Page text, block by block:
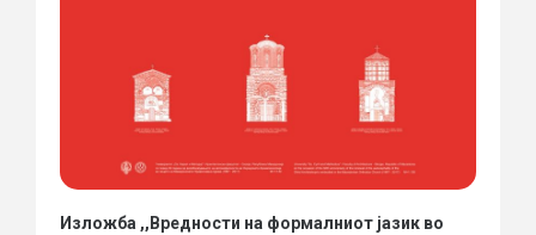
Изложба ,,Вредности на формалниот јазик во